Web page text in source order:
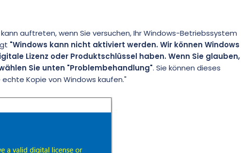
kann auftreten, wenn Sie versuchen, Ihr Windows-Betriebssystem
"Windows kann nicht aktiviert werden. Wir können Windows
Lizenz oder Produktschlüssel haben. Wenn Sie glauben,
Sie unten "Problembehandlung". Sie können dieses
Kopie von Windows kaufen."